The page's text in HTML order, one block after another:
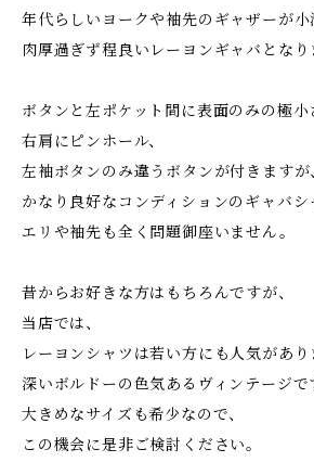
年代らしいヨークや袖先のギャザーが小
肉厚過ぎず程良いレーヨンギャバとなり
ボタンと左ポケット間に表面のみの極小
右肩にピンホール、
左袖ボタンのみ違うボタンが付きますが
かなり良好なコンディションのギャバシ
エリや袖先も全く問題御座いません。
昔からお好きな方はもちろんですが、
当店では、
レーヨンシャツは若い方にも人気があり
深いボルドーの色気あるヴィンテージで
大きめなサイズも希少なので、
この機会に是非ご検討ください。